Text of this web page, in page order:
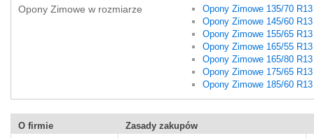
Opony Zimowe w rozmiarze
Opony Zimowe 135/70 R13
Opony Zimowe 145/60 R13
Opony Zimowe 155/65 R13
Opony Zimowe 165/55 R13
Opony Zimowe 165/80 R13
Opony Zimowe 175/65 R13
Opony Zimowe 185/60 R13
O firmie
Zasady zakupów